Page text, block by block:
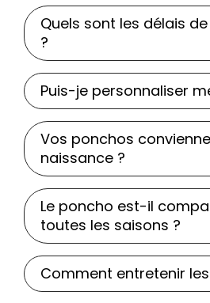
Quels sont les délais
?
Puis-je personnaliser
Vos ponchos
naissance ?
Le poncho est-il
toutes les saisons ?
Comment entretenir